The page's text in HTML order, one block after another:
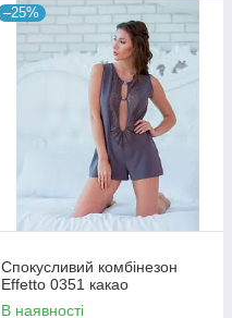
–25%
Cпокусливий комбінезон
Effetto 0351 какао
В наявності